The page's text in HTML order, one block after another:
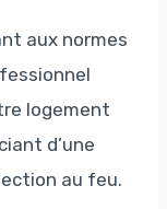
aux normes
logement
d’une
au feu.